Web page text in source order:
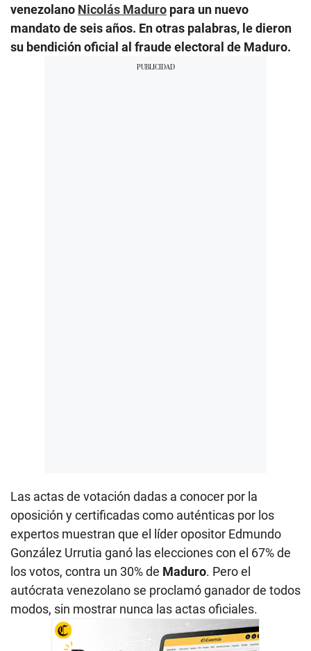
venezolano Nicolás Maduro para un nuevo
mandato de seis años. En otras palabras, le dieron
su bendición oficial al fraude electoral de Maduro.
Las actas de votación dadas a conocer por la
oposición y certificadas como auténticas por los
expertos muestran que el líder opositor Edmundo
González Urrutia ganó las elecciones con el 67% de
los votos, contra un 30% de Maduro. Pero el
autócrata venezolano se proclamó ganador de todos
modos, sin mostrar nunca las actas oficiales.